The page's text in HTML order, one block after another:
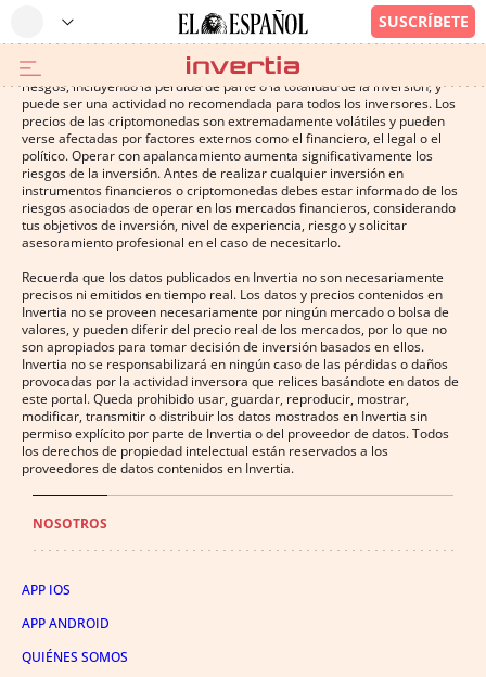
Operar con instrumentos financieros o criptomonedas conlleva altos
riesgos, incluyendo la pérdida de parte o la totalidad de la inversión, y
puede ser una actividad no recomendada para todos los inversores. Los
precios de las criptomonedas son extremadamente volátiles y pueden
verse afectadas por factores externos como el financiero, el legal o el
político. Operar con apalancamiento aumenta significativamente los
riesgos de la inversión. Antes de realizar cualquier inversión en
instrumentos financieros o criptomonedas debes estar informado de los
riesgos asociados de operar en los mercados financieros, considerando
tus objetivos de inversión, nivel de experiencia, riesgo y solicitar
asesoramiento profesional en el caso de necesitarlo.
Recuerda que los datos publicados en Invertia no son necesariamente
precisos ni emitidos en tiempo real. Los datos y precios contenidos en
Invertia no se proveen necesariamente por ningún mercado o bolsa de
valores, y pueden diferir del precio real de los mercados, por lo que no
son apropiados para tomar decisión de inversión basados en ellos.
Invertia no se responsabilizará en ningún caso de las pérdidas o daños
provocadas por la actividad inversora que relices basándote en datos de
este portal. Queda prohibido usar, guardar, reproducir, mostrar,
modificar, transmitir o distribuir los datos mostrados en Invertia sin
permiso explícito por parte de Invertia o del proveedor de datos. Todos
los derechos de propiedad intelectual están reservados a los
proveedores de datos contenidos en Invertia.
NOSOTROS
APP IOS
APP ANDROID
QUIÉNES SOMOS